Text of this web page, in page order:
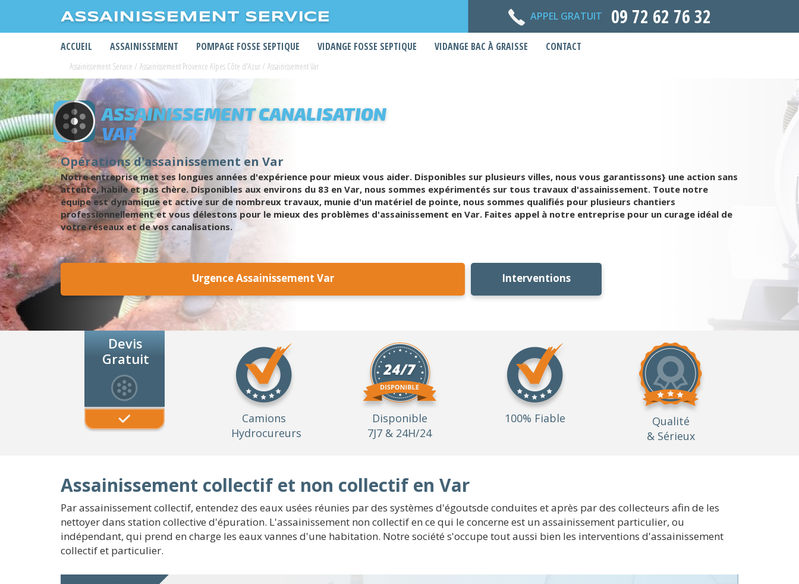
ASSAINISSEMENT SERVICE APPEL GRATUIT 09 72 62 76 32
ACCUEIL ASSAINISSEMENT POMPAGE FOSSE SEPTIQUE VIDANGE FOSSE SEPTIQUE VIDANGE BAC À GRAISSE CONTACT
Assainissement Service / Assainissement Provence Alpes Côte d'Azur/ Assainissement Var
ASSAINISSEMENT CANALISATION
VAR
Opérations d'assainissement en Var
Notre entreprise met ses longues années d'expérience pour mieux vous aider. Disponibles sur plusieurs villes, nous vous garantissons} une action sans
attente, habile et pas chère. Disponibles aux environs du 83 en Var, nous sommes expérimentés sur tous travaux d'assainissement. Toute notre
équipe est dynamique et active sur de nombreux travaux, munie d'un matériel de pointe, nous sommes qualifiés pour plusieurs chantiers
professionnellement et vous délestons pour le mieux des problèmes d'assainissement en Var. Faites appel à notre entreprise pour un curage idéal de
votre réseaux et de vos canalisations.
Urgence Assainissement Var Interventions
Devis
Gratuit
Camions
Hydrocureurs
Disponible
7J7 & 24H/24
100% Fiable
Qualité
& Sérieux
Assainissement collectif et non collectif en Var
Par assainissement collectif, entendez des eaux usées réunies par des systèmes d'égoutsde conduites et après par des collecteurs afin de les
nettoyer dans station collective d'épuration. L'assainissement non collectif en ce qui le concerne est un assainissement particulier, ou
indépendant, qui prend en charge les eaux vannes d'une habitation. Notre société s'occupe tout aussi bien les interventions d'assainissement
collectif et particulier.